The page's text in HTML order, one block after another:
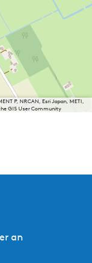
P, NRCAN, Esri Japan, METI,
GIS User Community
an